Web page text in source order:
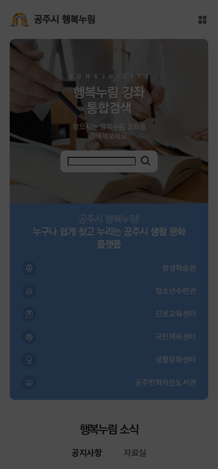
전체
행복누림 강좌
통합검색
찾으시는 행복누림 강좌를
검색해보세요.
공주시 행복누림!
누구나 쉽게 찾고 누리는 공주시 생활 문화
플랫폼
평생학습관
청소년수련관
진로교육센터
국민체육센터
생활문화센터
공주만화작은도서관
행복누림 소식
공지사항 자료실